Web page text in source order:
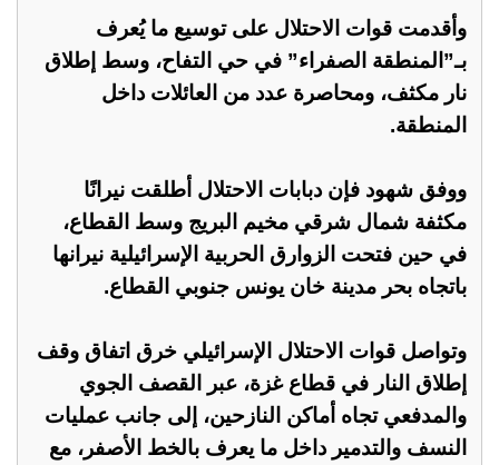
وأقدمت قوات الاحتلال على توسيع ما يُعرف
بـ”المنطقة الصفراء” في حي التفاح، وسط إطلاق
نار مكثف، ومحاصرة عدد من العائلات داخل
المنطقة.
ووفق شهود فإن دبابات الاحتلال أطلقت نيرانًا
مكثفة شمال شرقي مخيم البريج وسط القطاع،
في حين فتحت الزوارق الحربية الإسرائيلية نيرانها
باتجاه بحر مدينة خان يونس جنوبي القطاع.
وتواصل قوات الاحتلال الإسرائيلي خرق اتفاق وقف
إطلاق النار في قطاع غزة، عبر القصف الجوي
والمدفعي تجاه أماكن النازحين، إلى جانب عمليات
النسف والتدمير داخل ما يعرف بالخط الأصفر، مع